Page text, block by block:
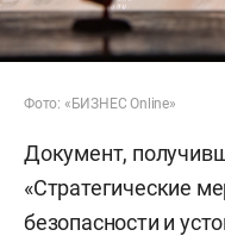
Фото: «БИЗНЕС Online»
Документ,
«Стратегические
безопасности и